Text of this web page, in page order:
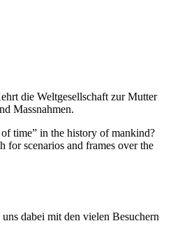
die Weltgesellschaft zur Mutter
Massnahmen.
time” in the history of mankind?
for scenarios and frames over the
dabei mit den vielen Besuchern